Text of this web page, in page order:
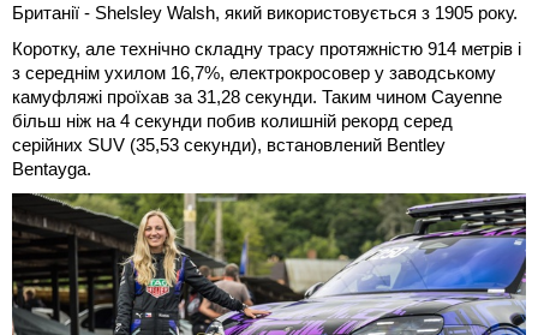
Британії - Shelsley Walsh, який використовується з 1905 року.
Коротку, але технічно складну трасу протяжністю 914 метрів і
з середнім ухилом 16,7%, електрокросовер у заводському
камуфляжі проїхав за 31,28 секунди. Таким чином Cayenne
більш ніж на 4 секунди побив колишній рекорд серед
серійних SUV (35,53 секунди), встановлений Bentley
Bentayga.